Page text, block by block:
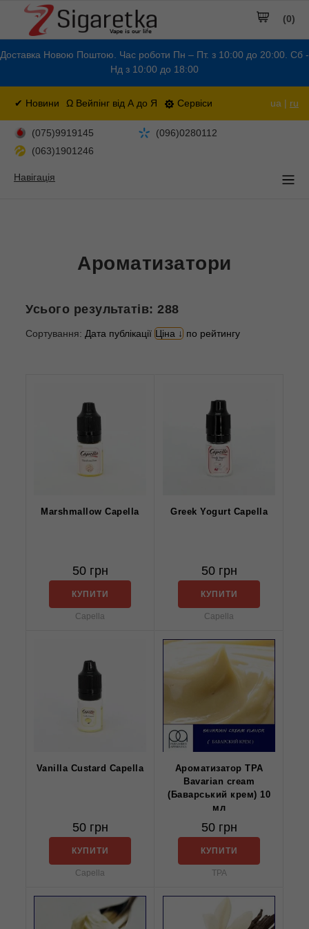
Доставка Новою Поштою. Час роботи Пн – Пт. з 10:00 до 20:00. Сб -
Нд з 10:00 до 18:00
✔ Новини Ω Вейпінг від А до Я Сервіси ua | ru
(0)
(075)9919145
(096)0280112
(063)1901246
Навігація
Ароматизатори
Усього результатів: 288
Сортування: Дата публікації Ціна по рейтингу
Marshmallow Capella
50 грн
КУПИТИ
Capella
Greek Yogurt Capella
50 грн
КУПИТИ
Capella
Vanilla Custard Capella
50 грн
КУПИТИ
Capella
Ароматизатор TPA
Bavarian cream
(Баварський крем) 10
мл
50 грн
КУПИТИ
TPA